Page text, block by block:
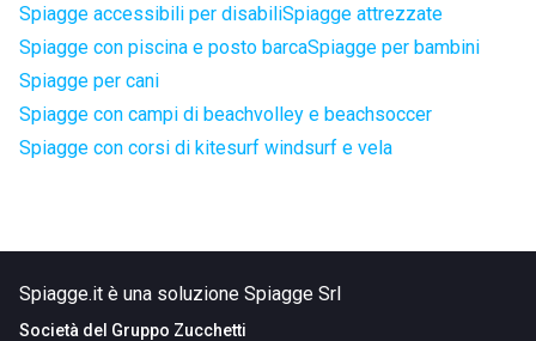
Spiagge accessibili per disabiliSpiagge attrezzate
Spiagge con piscina e posto barcaSpiagge per bambini
Spiagge per cani
Spiagge con campi di beachvolley e beachsoccer
Spiagge con corsi di kitesurf windsurf e vela
Spiagge.it è una soluzione Spiagge Srl
Società del Gruppo Zucchetti